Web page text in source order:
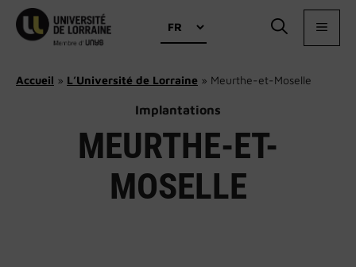
Aller
contenu
Choisir
une
Accueil » L’Université de Lorraine » Meurthe-et-Moselle
Implantations
MEURTHE-ET-
MOSELLE